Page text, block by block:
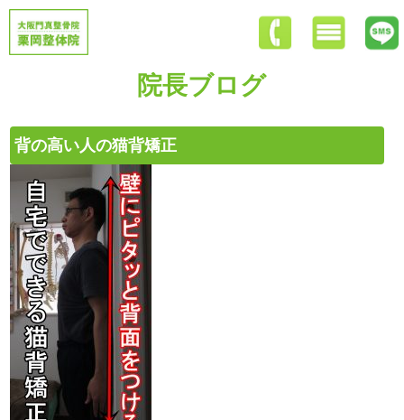
院長ブログ
背の高い人の猫背矯正